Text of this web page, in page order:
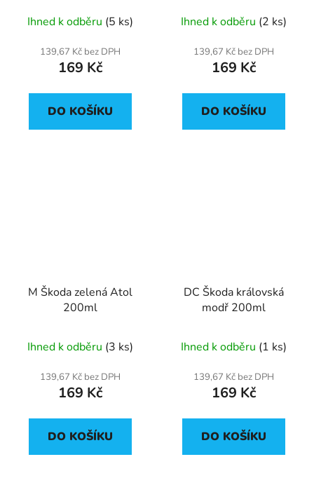
Ihned k odběru (5 ks)
139,67 Kč bez DPH
169 Kč
DO KOŠÍKU
Ihned k odběru (2 ks)
139,67 Kč bez DPH
169 Kč
DO KOŠÍKU
M Škoda zelená Atol
200ml
Ihned k odběru (3 ks)
139,67 Kč bez DPH
169 Kč
DO KOŠÍKU
DC Škoda královská
modř 200ml
Ihned k odběru (1 ks)
139,67 Kč bez DPH
169 Kč
DO KOŠÍKU